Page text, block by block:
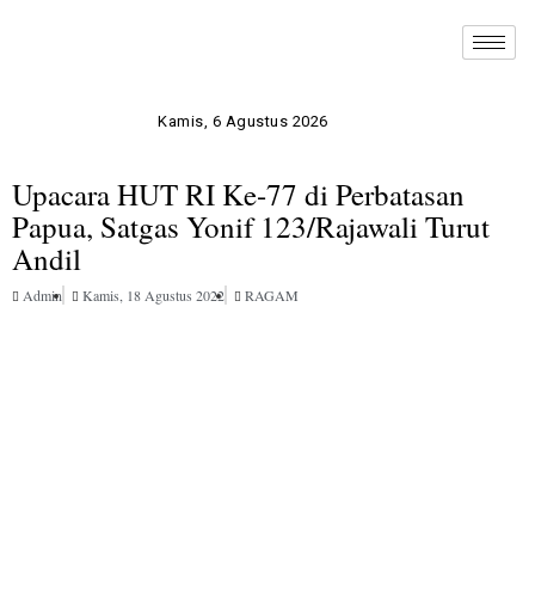
Kamis, 6 Agustus 2026
Upacara HUT RI Ke-77 di Perbatasan
Papua, Satgas Yonif 123/Rajawali Turut
Andil
Admin Kamis, 18 Agustus 2022 RAGAM